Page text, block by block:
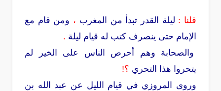
قلنا : ليلة القدر تبدأ من المغرب ، ومن قام مع
الإمام حتى ينصرف كتب له قيام ليلة .
والصحابة وهم أحرص الناس على الخير لم
يتحروا هذا التحري ؟!
وروى المروزي في قيام الليل عن عبد الله بن